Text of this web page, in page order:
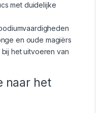
met duidelijke
en oude magiërs
het uitvoeren van
naar het